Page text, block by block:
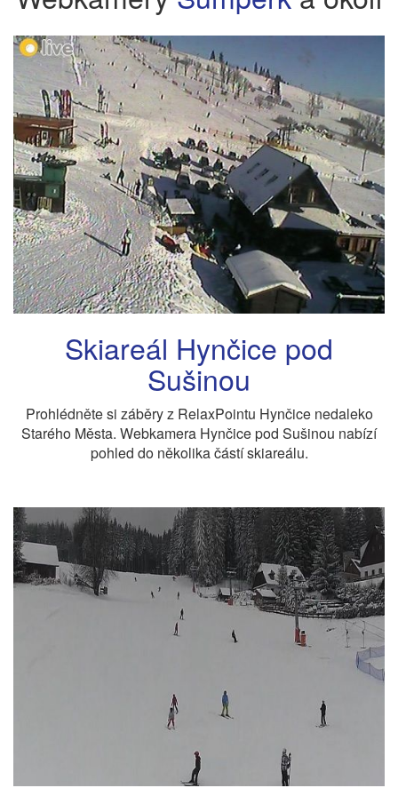
Skiareál Hynčice pod
Sušinou
Prohlédněte si záběry z RelaxPointu Hynčice nedaleko
Starého Města. Webkamera Hynčice pod Sušinou nabízí
pohled do několika částí skiareálu.